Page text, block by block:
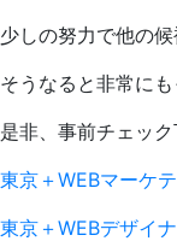
少しの努力で他の
そうなると非常にも
是非、事前チェック
東京＋WEBマーケ
東京＋WEBデザイ